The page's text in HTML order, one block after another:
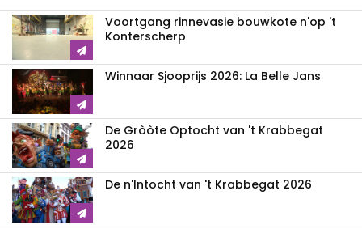
Voortgang rinnevasie bouwkote n'op 't
Konterscherp
Winnaar Sjooprijs 2026: La Belle Jans
De Gròòte Optocht van 't Krabbegat
2026
De n'Intocht van 't Krabbegat 2026